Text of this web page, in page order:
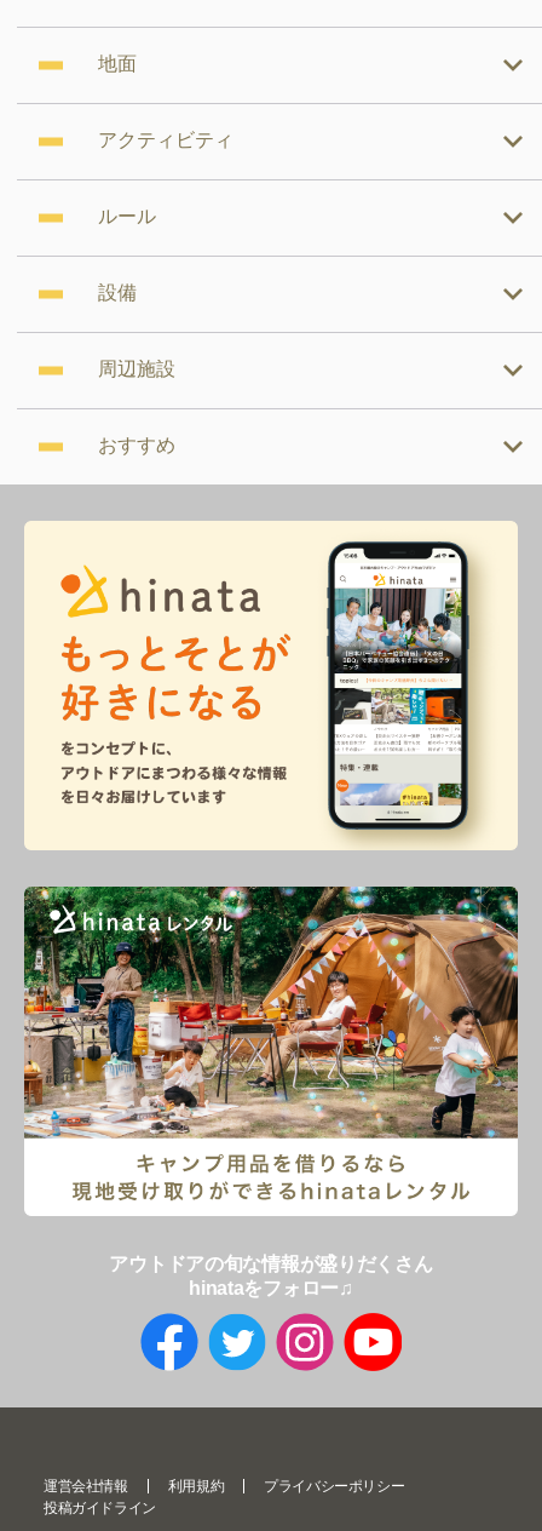
地面
アクティビティ
ルール
設備
周辺施設
おすすめ
アウトドアの旬な情報が盛りだくさん
hinataをフォロー♫
運営会社情報 利用規約
プライバシーポリシー
投稿ガイドライン